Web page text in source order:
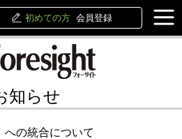
初めての方 会員登録
知らせ
への統合について